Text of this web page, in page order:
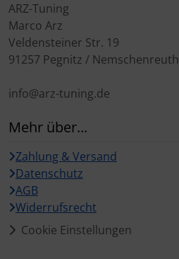
ARZ-Tuning
Marco Arz
Veldensteiner Str. 19
91257 Pegnitz / Nemschenreuth
info@arz-tuning.de
Mehr über...
Zahlung & Versand
Datenschutz
AGB
Widerrufsrecht
Cookie Einstellungen